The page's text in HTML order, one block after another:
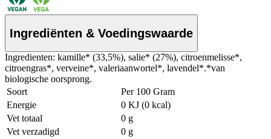
Ingrediënten & Voedingswaarde
Ingredienten: kamille* (33,5%), salie* (27%), citroenmelisse*,
citroengras*, verveine*, valeriaanwortel*, lavendel*.*van
biologische oorsprong.
Soort
Per 100 Gram
Energie
0 KJ (0 kcal)
Vet totaal
0 g
Vet verzadigd
0 g